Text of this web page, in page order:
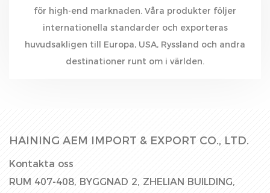
för high-end marknaden. Våra produkter följer
internationella standarder och exporteras
huvudsakligen till Europa, USA, Ryssland och andra
destinationer runt om i världen.
HAINING AEM IMPORT & EXPORT CO., LTD.
Kontakta oss
RUM 407-408, BYGGNAD 2, ZHELIAN BUILDING,